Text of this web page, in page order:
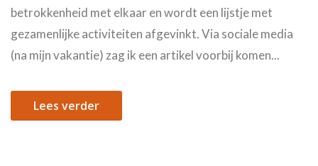
betrokkenheid met elkaar en wordt een lijstje met
gezamenlijke activiteiten afgevinkt. Via sociale media
(na mijn vakantie) zag ik een artikel voorbij komen...
Lees verder